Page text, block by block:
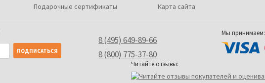
Подарочные сертификаты
Карта сайта
8 (495) 649-89-66
8 (800) 775-37-80
Мы принимаем:
Читайте отзывы: